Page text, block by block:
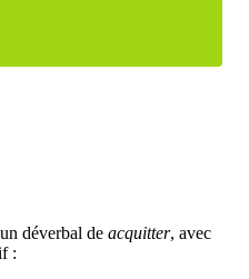
déverbal de acquitter, avec
: